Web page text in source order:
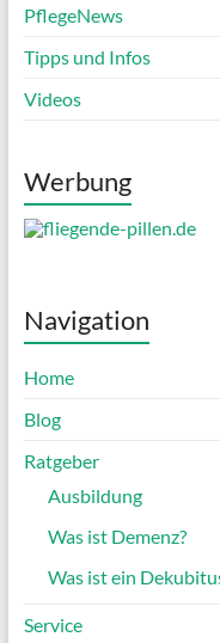
PflegeNews
Tipps und Infos
Videos
Werbung
Navigation
Home
Blog
Ratgeber
Ausbildung
Was ist Demenz?
Was ist ein
Service